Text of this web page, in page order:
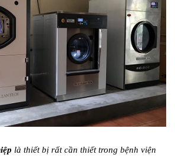
là thiết bị rất cần thiết trong bệnh viện